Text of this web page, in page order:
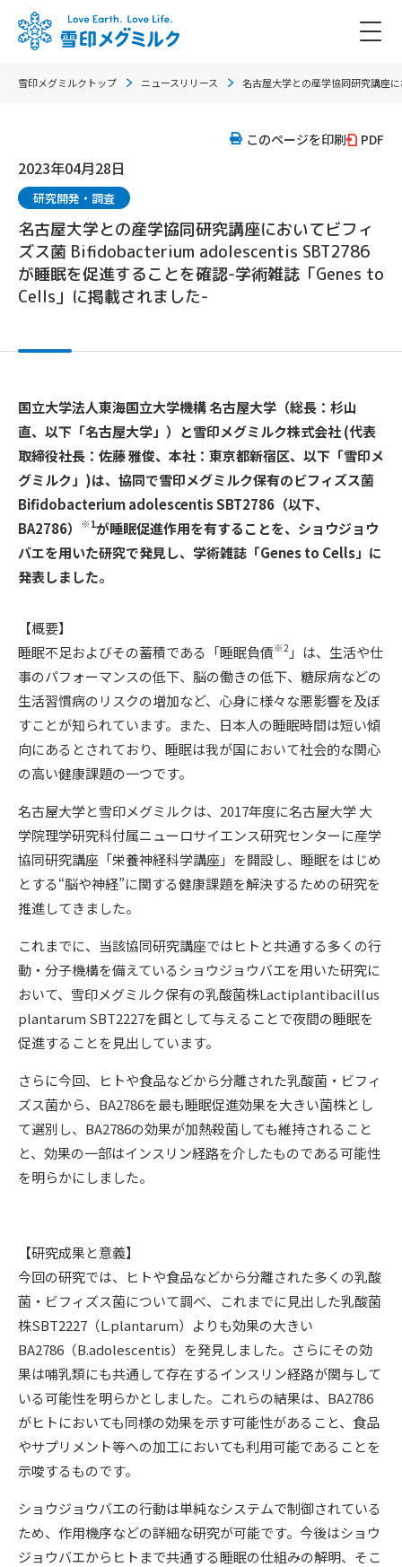
雪印メグミルクトップ ニュースリリース 名古屋大学との産学協同研究講座
このページを印刷 PDF
2023年04月28日
研究開発・調査
名古屋大学との産学協同研究講座においてビフィ
ズス菌 Bifidobacterium adolescentis SBT2786
が睡眠を促進することを確認-学術雑誌「Genes to
Cells」に掲載されました-
国立大学法人東海国立大学機構 名古屋大学（総長：杉山
直、以下「名古屋大学」）と雪印メグミルク株式会社 (代表
取締役社長：佐藤 雅俊、本社：東京都新宿区、以下「雪印メ
グミルク」)は、協同で雪印メグミルク保有のビフィズス菌
Bifidobacterium adolescentisSBT2786（以下、
BA2786）
※1が睡眠促進作用を有することを、ショウジョウ
バエを用いた研究で発見し、学術雑誌「Genes to Cells」に
発表しました。
【概要】
睡眠不足およびその蓄積である「睡眠負債※2 」は、生活や仕
事のパフォーマンスの低下、脳の働きの低下、糖尿病などの
生活習慣病のリスクの増加など、心身に様々な悪影響を及ぼ
すことが知られています。また、日本人の睡眠時間は短い傾
向にあるとされており、睡眠は我が国において社会的な関心
の高い健康課題の一つです。
名古屋大学と雪印メグミルクは、2017年度に名古屋大学 大
学院理学研究科付属ニューロサイエンス研究センターに産学
協同研究講座「栄養神経科学講座」を開設し、睡眠をはじめ
とする“脳や神経”に関する健康課題を解決するための研究を
推進してきました。
これまでに、当該協同研究講座ではヒトと共通する多くの行
動・分子機構を備えているショウジョウバエを用いた研究に
おいて、雪印メグミルク保有の乳酸菌株Lactiplantibacillus
plantarum SBT2227を餌として与えることで夜間の睡眠を
促進することを見出しています。
さらに今回、ヒトや食品などから分離された乳酸菌・ビフィ
ズス菌から、BA2786を最も睡眠促進効果を大きい菌株とし
て選別し、BA2786の効果が加熱殺菌しても維持されること
と、効果の一部はインスリン経路を介したものである可能性
を明らかにしました。
【研究成果と意義】
今回の研究では、ヒトや食品などから分離された多くの乳酸
菌・ビフィズス菌について調べ、これまでに見出した乳酸菌
株SBT2227（L.plantarum）よりも効果の大きい
BA2786（B.adolescentis）を発見しました。さらにその効
果は哺乳類にも共通して存在するインスリン経路が関与して
いる可能性を明らかとしました。これらの結果は、BA2786
がヒトにおいても同様の効果を示す可能性があること、食品
やサプリメント等への加工においても利用可能であることを
示唆するものです。
ショウジョウバエの行動は単純なシステムで制御されている
ため、作用機序などの詳細な研究が可能です。今後はショウ
ジョウバエからヒトまで共通する睡眠の仕組みの解明、そこ